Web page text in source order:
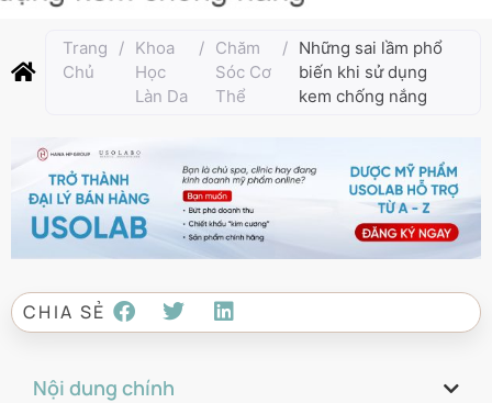
Trang
Chủ
/ Khoa
Học
Làn Da
/ Chăm
Sóc Cơ
Thể
/ Những sai lầm phổ
biến khi sử dụng
kem chống nắng
CHIA SẺ
Nội dung chính